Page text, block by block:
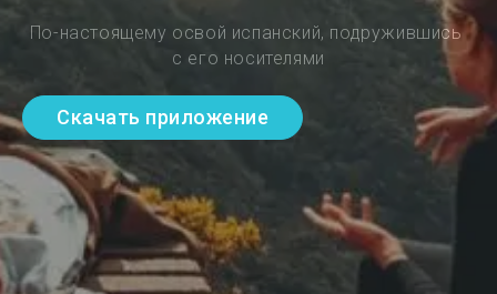
По-настоящему освой испанский, подружившись
с его носителями
Скачать приложение